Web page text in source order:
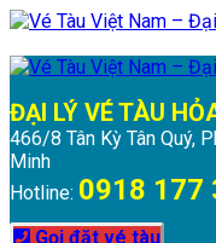
Chuyển
nội
Menu
Đóng
ĐẠI LÝ VÉ TÀU
466/8 Tân Kỳ Tân Quý,
Minh
Hotline: 0918 177
Gọi đặt vé tàu